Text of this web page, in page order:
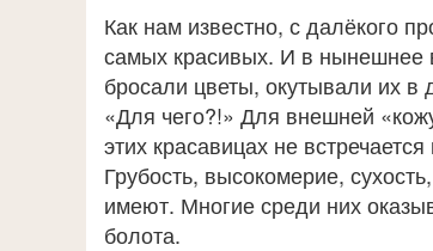
Как нам известно, с далёкого
самых красивых. И в нынешнее
бросали цветы, окутывали их
«Для чего?!» Для внешней
этих красавицах не
Грубость, высокомерие,
имеют. Многие среди них
болота.